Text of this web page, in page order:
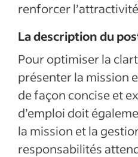
renforcer
La description du
Pour optimiser la
présenter la mission
de façon concise et
d’emploi doit
la mission et la
responsabilités